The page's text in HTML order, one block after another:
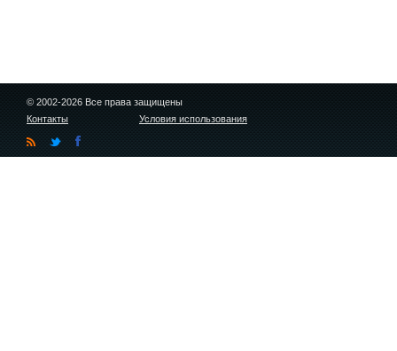
© 2002-2026 Все права защищены
Контакты
Условия использования